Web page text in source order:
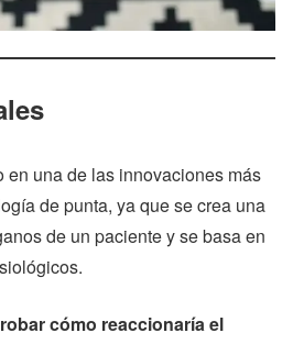
en una de las innovaciones más
de punta, ya que se crea una
de un paciente y se basa en
cómo reaccionaría el